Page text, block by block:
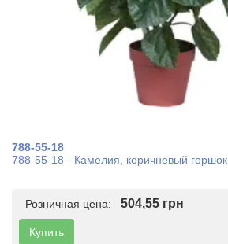
788-55-18
788-55-18 - Камелия, коричневый горшок
Розничная цена: 504,55 грн
Купить